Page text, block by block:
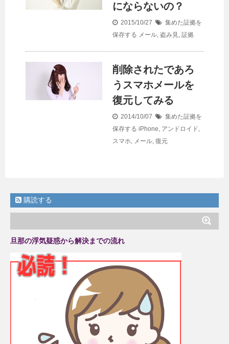
にならないの？
2015/10/27
集めた証拠を
保存する メール, 盗み見, 証拠
削除されたであろ
うスマホメールを
復元してみる
2014/10/07
集めた証拠を
保存する iPhone, アンドロイド,
スマホ, メール, 復元
購読する
旦那の浮気疑惑から解決までの流れ